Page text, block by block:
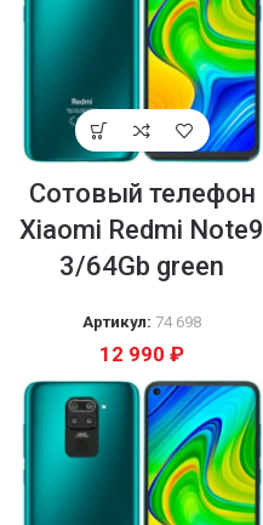
Сотовый телефон
Xiaomi Redmi Note9
3/64Gb green
Артикул: 74 698
12 990 ₽